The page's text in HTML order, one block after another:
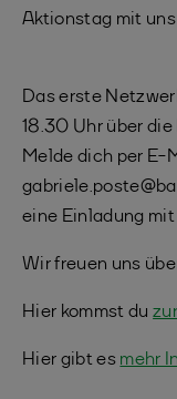
Aktionstag mit
Das erste
18.30 Uhr über
Melde dich per E-
eine Einladung
Wir freuen uns
Hier kommst du
Hier gibt es mehr